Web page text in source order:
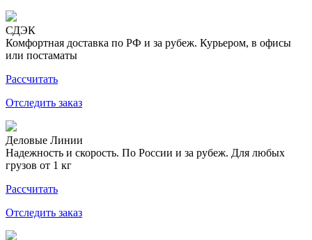
СДЭК
Комфортная доставка по РФ и за рубеж. Курьером, в офисы
или постаматы
Рассчитать
Отследить заказ
Деловые Линии
Надежность и скорость. По России и за рубеж. Для любых
грузов от 1 кг
Рассчитать
Отследить заказ